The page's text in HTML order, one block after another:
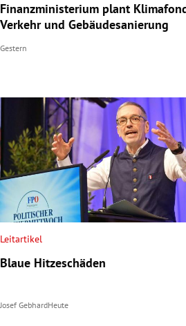
Finanzministerium plant
Verkehr und Gebäudesanierung
Gestern
Leitartikel
Blaue Hitzeschäden
Josef GebhardHeute